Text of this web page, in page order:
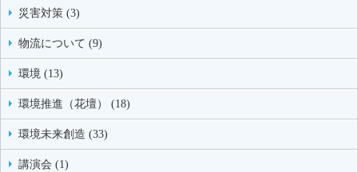
災害対策 (3)
物流について (9)
環境 (13)
環境推進（花壇） (18)
環境未来創造 (33)
講演会 (1)